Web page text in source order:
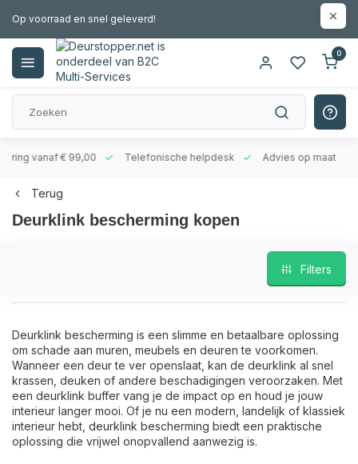
Op voorraad en snel geleverd!
0
vanaf € 99,00 Telefonische helpdesk Advies op maat
Terug
Deurklink bescherming kopen
Filters
Deurklink bescherming is een slimme en betaalbare oplossing
om schade aan muren, meubels en deuren te voorkomen.
Wanneer een deur te ver openslaat, kan de deurklink al snel
krassen, deuken of andere beschadigingen veroorzaken. Met
een deurklink buffer vang je de impact op en houd je jouw
interieur langer mooi. Of je nu een modern, landelijk of klassiek
interieur hebt, deurklink bescherming biedt een praktische
oplossing die vrijwel onopvallend aanwezig is.